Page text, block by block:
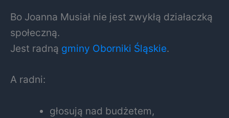
Bo Joanna Musiał nie jest zwykłą działaczką
społeczną.
Jest radną gminy Oborniki Śląskie.
A radni:
głosują nad budżetem,